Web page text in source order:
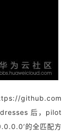
github.com
后，pilot
的全匹配方